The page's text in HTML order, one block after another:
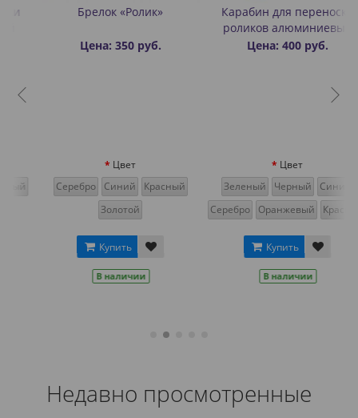
Брелок «Ролик»
Цена: 350 руб.
Цвет
Серебро
Синий
Красный
Золотой
Купить
В наличии
Карабин для переноски
роликов алюминиевый
Цена: 400 руб.
Цвет
Зеленый
Черный
Синий
Серебро
Оранжевый Красный
Купить
В наличии
Недавно просмотренные